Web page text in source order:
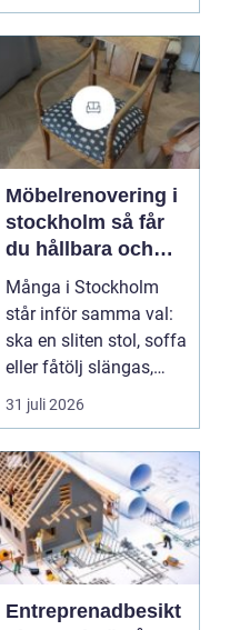
Möbelrenovering i
stockholm så får
du hållbara och
vackra möbler
Många i Stockholm
står inför samma val:
ska en sliten stol, soffa
eller fåtölj slängas,
säljas billi...
31 juli 2026
Entreprenadbesikt